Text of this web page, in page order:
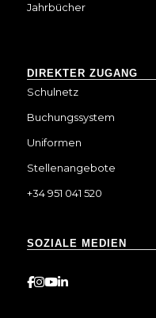
Jahrbücher
DIREKTER ZUGANG
Schulnetz
Buchungssystem
Uniformen
Stellenangebote
+34 951 041 520
SOZIALE MEDIEN